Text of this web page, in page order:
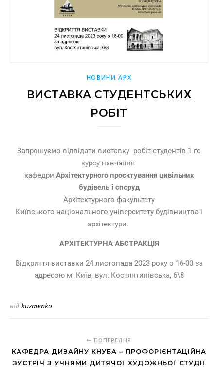
НОВИНИ АРХ
ВИСТАВКА СТУДЕНТСЬКИХ
РОБІТ
Запрошуємо відвідати виставку робіт студентів 1-го
курсу навчання
кафедри Архітектурного проєктування цивільних
будівель і споруд
Архітектурного факультету
Київського національного університету будівництва і
архітектури.
АРХІТЕКТУРНА АБСТРАКЦІЯ
Відкриття виставки 24 листопада 2023 року о 16-00 за
адресою м. Київ, вул. Костянтинівська, 6\8
від kuzmenko
ПОПЕРЕДНЯ
КАФЕДРА ДИЗАЙНУ КНУБА – ПРОФОРІЄНТАЦІЙНА
ЗУСТРІЧ З УЧНЯМИ ДИТЯЧОЇ ХУДОЖНЬОЇ СТУДІЇ